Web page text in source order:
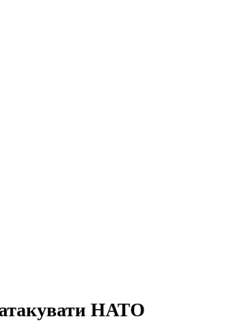
атакувати НАТО